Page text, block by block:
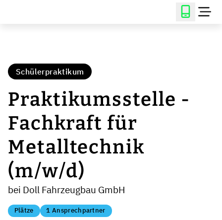
Schülerpraktikum
Praktikumsstelle -
Fachkraft für
Metalltechnik
(m/w/d)
bei Doll Fahrzeugbau GmbH
Plätze 1 Ansprechpartner